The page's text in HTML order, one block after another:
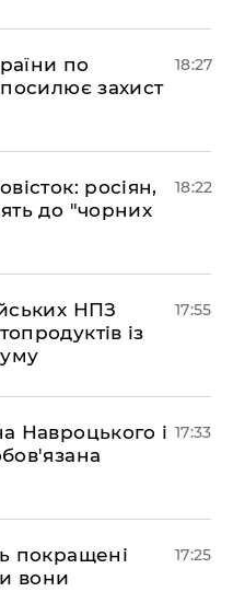
по
захист
18:27
росіян,
до "чорних
18:22
НПЗ
із
17:55
Навроцького і 17:33
покращені
вони
17:25